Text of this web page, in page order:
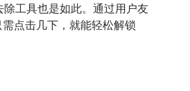
除工具也是如此。通过用户友
点击几下，就能轻松解锁